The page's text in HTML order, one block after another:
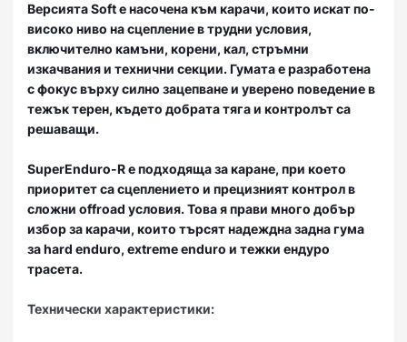
Версията Softе насочена към карачи, които искат по-
високо ниво на сцепление в трудни условия,
включително камъни, корени, кал, стръмни
изкачвания и технични секции. Гумата е разработена
с фокус върху силно зацепване и уверено поведение в
тежък терен, където добрата тяга и контролът са
решаващи.
SuperEnduro-Rе подходяща за каране, при което
приоритет са сцеплението и прецизният контрол в
сложни offroad условия. Това я прави много добър
избор за карачи, които търсят надеждна задна гума
за hard enduro, extreme enduro и тежки ендуро
трасета.
Технически характеристики: